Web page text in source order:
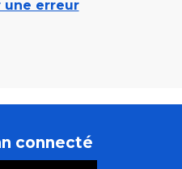
une erreur
connecté